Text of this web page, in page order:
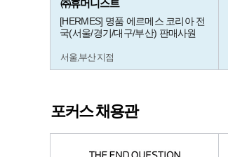
㈜휴머니스트
[HERMES] 명품 에르메스 코리아 전
국(서울/경기/대구/부산) 판매사원
서울,부산 지점
포커스 채용관